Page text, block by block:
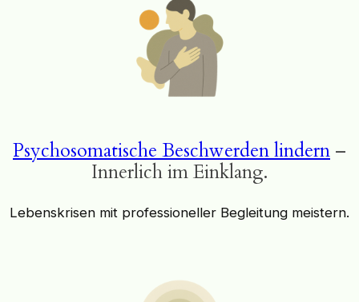
Psychosomatische Beschwerden lindern –
Innerlich im Einklang.
Lebenskrisen mit professioneller Begleitung meistern.